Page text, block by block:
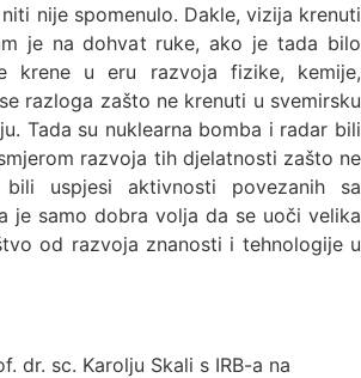
nije spomenulo. Dakle, vizija krenuti
je na dohvat ruke, ako je tada bilo
krene u eru razvoja fizike, kemije,
razloga zašto ne krenuti u svemirsku
Tada su nuklearna bomba i radar bili
razvoja tih djelatnosti zašto ne
uspjesi aktivnosti povezanih sa
je samo dobra volja da se uoči velika
od razvoja znanosti i tehnologije u
dr. sc. Karolju Skali s IRB-a na